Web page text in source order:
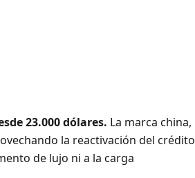
23.000 dólares. La marca china,
la reactivación del crédito
de lujo ni a la carga